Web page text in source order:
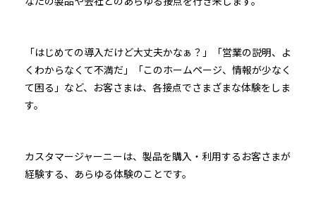
「はじめての導入だけど大丈夫かなぁ？」「営業の説明、よ
くわからなくて不満だ」「このホームページ、情報が少なく
て困る」など、お客さまは、各接点でさまざまな体験をしま
す。
カスタマージャーニーは、製品を購入・利用するお客さまが
経験する、あらゆる体験のことです。